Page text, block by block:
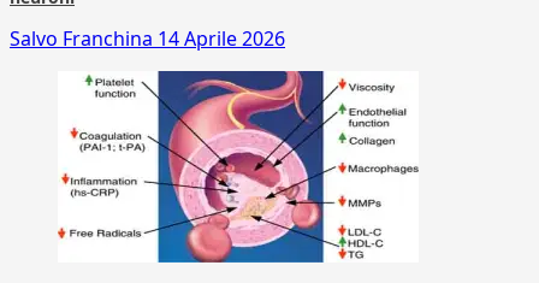
Salvo Franchina 14 Aprile 2026